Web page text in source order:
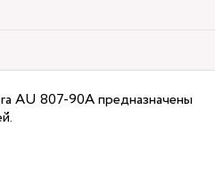
AU 807-90A предназначены